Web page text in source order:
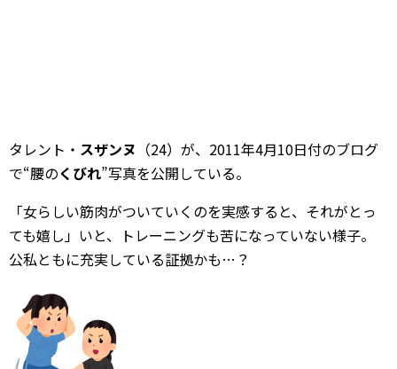
タレント・ スザンヌ （24）が、2011年4月10日付のブログ
で“腰のくびれ”写真を公開している。
「女らしい筋肉がついていくのを実感すると、それがとっ
ても嬉し」いと、トレーニングも苦になっていない様子。
公私ともに充実している証拠かも…？